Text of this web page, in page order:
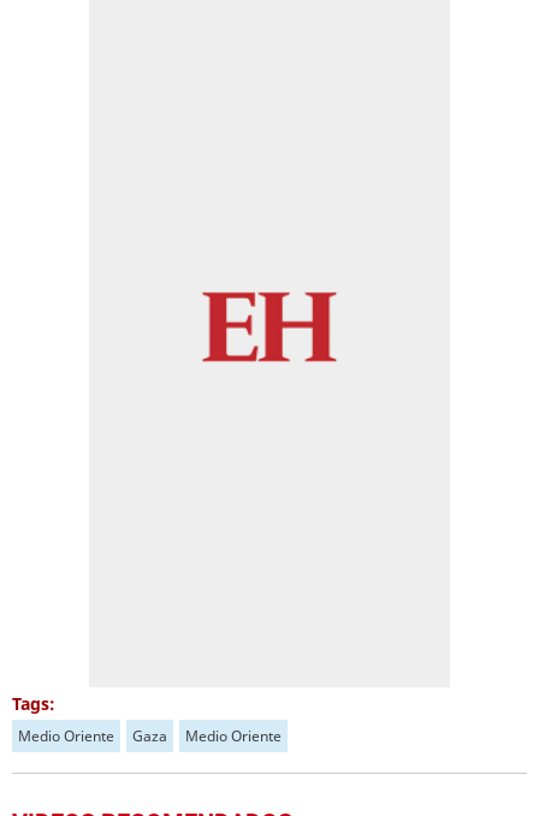
Tags:
Medio Oriente Gaza Medio Oriente